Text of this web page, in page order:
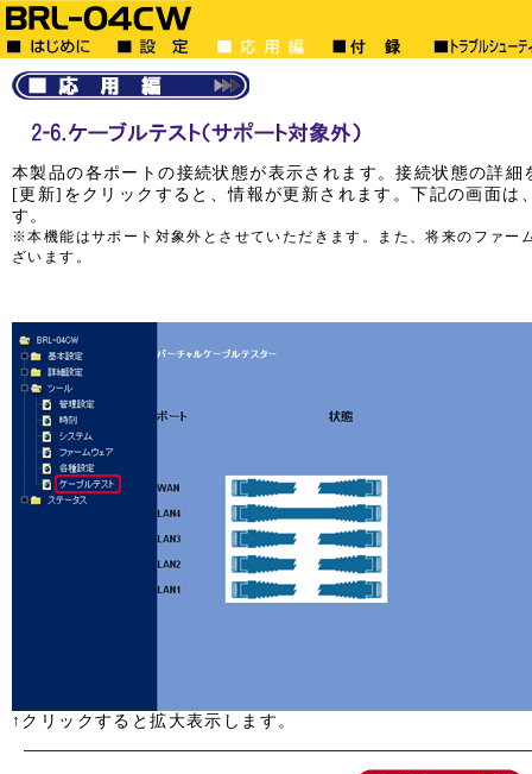
本製品の各ポートの接続状態が表示されます。接続状態の詳
[更新]をクリックすると、情報が更新されます。下記の画面
す。
※本機能はサポート対象外とさせていただきます。また、将来のファー
ざいます。
↑クリックすると拡大表示します。